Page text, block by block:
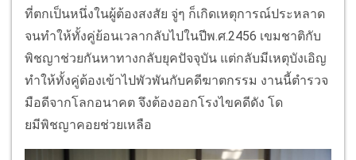
ที่ตกเป็นหนึ่งในผู้ต้องสงสัย จู่ๆ ก็เกิดเหตุการณ์ประหลาด
จนทำให้ทั้งคู่ย้อนเวลากลับไปในปีพ.ศ.2456 เขมชาติกับ
พิชญาช่วยกันหาทางกลับยุคปัจจุบัน แต่กลับมีเหตุบังเอิญ
ทำให้ทั้งคู่ต้องเข้าไปพัวพันกับคดีฆาตกรรม งานนี้ตำรวจ
มือดีจากโลกอนาคต จึงต้องออกโรงไขคดีดัง โด
ยมีพิชญาคอยช่วยเหลือ